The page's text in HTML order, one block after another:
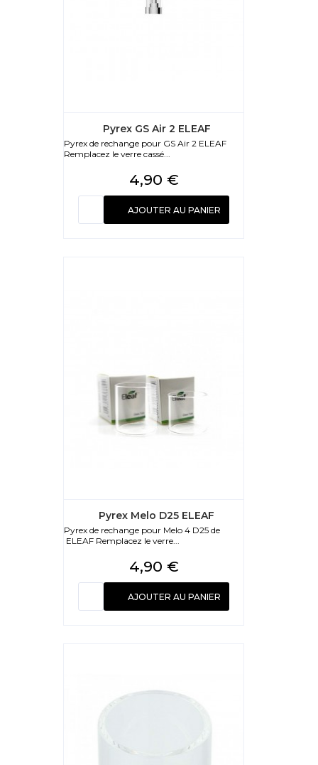
Pyrex GS Air 2 ELEAF
Pyrex de rechange pour GS Air 2 ELEAF
Remplacez le verre cassé...
Prix
4,90 €
AJOUTER AU PANIER
Pyrex Melo D25 ELEAF
Pyrex de rechange pour Melo 4 D25 de
ELEAF Remplacez le verre...
Prix
4,90 €
AJOUTER AU PANIER